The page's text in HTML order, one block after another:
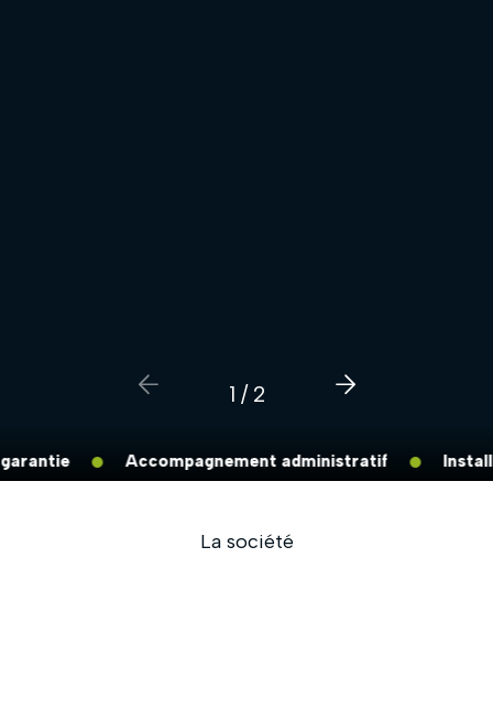
1 / 2
Accompagnement administratif
La société